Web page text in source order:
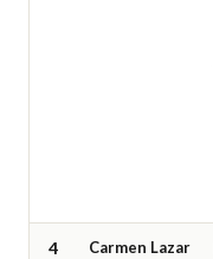
4 Carmen Lazar